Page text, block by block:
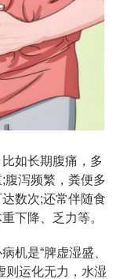
如长期腹痛，多
腹泻频繁，粪便多
数次;还常伴随食
下降、乏力等。
是“脾虚湿盛、
则运化无力，水湿